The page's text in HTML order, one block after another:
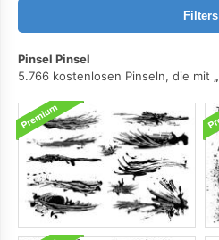
Filters
Pinsel Pinsel
5.766 kostenlosen Pinseln, die mit